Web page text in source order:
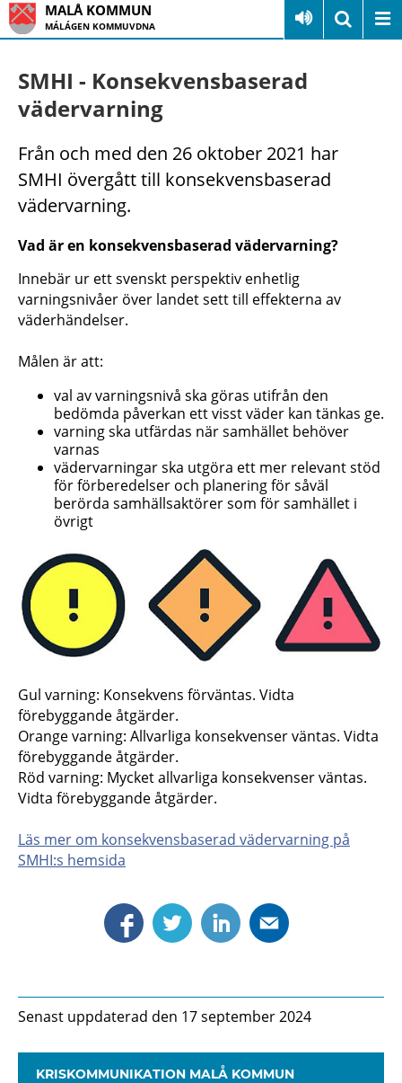
MALÅ KOMMUN
MÁLÁGEN KOMMUVDNA
SMHI - Konsekvensbaserad
vädervarning
Från och med den 26 oktober 2021 har
SMHI övergått till konsekvensbaserad
vädervarning.
Vad är en konsekvensbaserad vädervarning?
Innebär ur ett svenskt perspektiv enhetlig
varningsnivåer över landet sett till effekterna av
väderhändelser.
Målen är att:
val av varningsnivå ska göras utifrån den
bedömda påverkan ett visst väder kan tänkas ge.
varning ska utfärdas när samhället behöver
varnas
vädervarningar ska utgöra ett mer relevant stöd
för förberedelser och planering för såväl
berörda samhällsaktörer som för samhället i
övrigt
Gul varning: Konsekvens förväntas. Vidta
förebyggande åtgärder.
Orange varning: Allvarliga konsekvenser väntas. Vidta
förebyggande åtgärder.
Röd varning: Mycket allvarliga konsekvenser väntas.
Vidta förebyggande åtgärder.
Läs mer om konsekvensbaserad vädervarning på
SMHI:s hemsida
Senast uppdaterad den 17 september 2024
KRISKOMMUNIKATION MALÅ KOMMUN